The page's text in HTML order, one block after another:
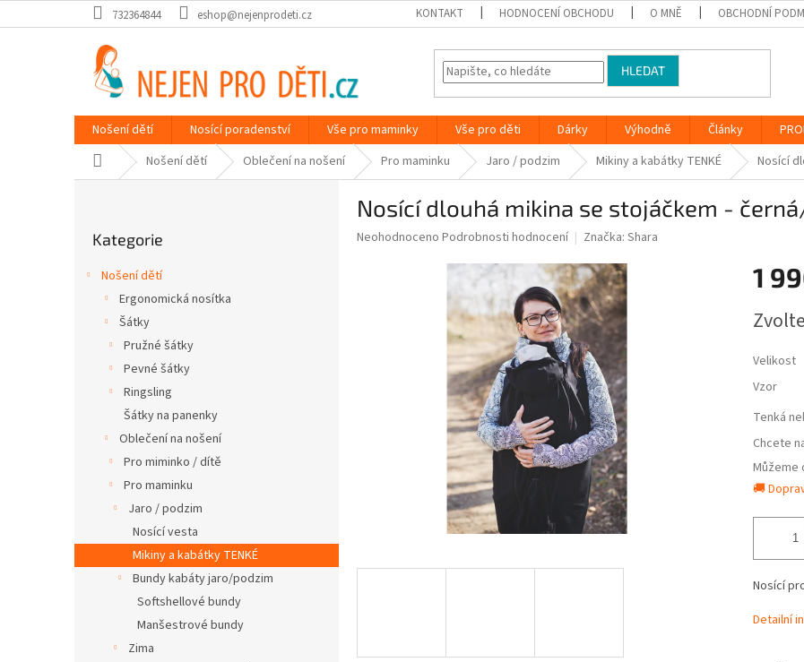
na
732364844 eshop@nejenprodeti.cz KONTAKT HODNOCENÍ OBCHODU O MNĚ OBCHODNÍ
HLEDAT
Nošení dětí Nosící poradenství Vše pro maminky Vše pro děti Dárky Výhodně Články
Domů Nošení dětí Oblečení na nošení Pro maminku Jaro / podzim Mikiny a kabátky TENKÉ Nosící
kategorie
Kategorie
Nošení dětí
Ergonomická nosítka
Šátky
Pružné šátky
Pevné šátky
Ringsling
Šátky na panenky
Oblečení na nošení
Pro miminko / dítě
Pro maminku
Jaro / podzim
Nosící vesta
Mikiny a kabátky TENKÉ
Bundy kabáty jaro/podzim
Softshellové bundy
Manšestrové bundy
Zima
Nosící dlouhá mikina se stojáčkem -
Průměrné
Neohodnoceno Podrobnosti hodnocení Značka: Shara
1
cena:
Velikost
Vzor
Tenká
Chcete
Můžeme
🚚
Nosící
Detailní